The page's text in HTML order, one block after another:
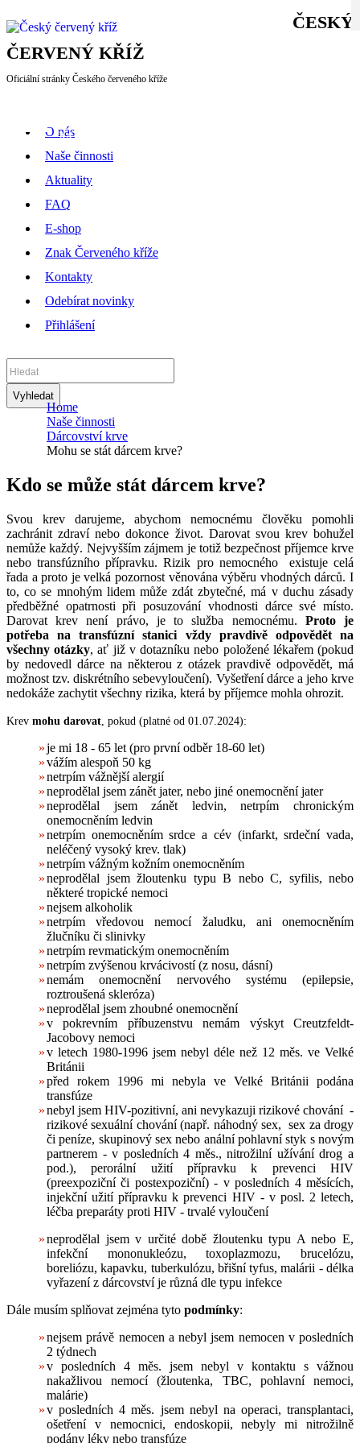
ČESKÝ
ČERVENÝ KŘÍŽ
Oficiální stránky Českého červeného kříže
MENU
O nás
Naše činnosti
Aktuality
FAQ
E-shop
Znak Červeného kříže
Kontakty
Odebírat novinky
Přihlášení
Home
Naše činnosti
Dárcovství krve
Mohu se stát dárcem krve?
Kdo se může stát dárcem krve?
Svou krev darujeme, abychom nemocnému člověku pomohli
zachránit zdraví nebo dokonce život. Darovat svou krev bohužel
nemůže každý. Nejvyšším zájmem je totiž bezpečnost příjemce krve
nebo transfúzního přípravku. Rizik pro nemocného existuje celá
řada a proto je velká pozornost věnována výběru vhodných dárců. I
to, co se mnohým lidem může zdát zbytečné, má v duchu zásady
předběžné opatrnosti při posuzování vhodnosti dárce své místo.
Darovat krev není právo, je to služba nemocnému. Proto je
potřeba na transfúzní stanici vždy pravdivě odpovědět na
všechny otázky, ať již v dotazníku nebo položené lékařem (pokud
by nedovedl dárce na některou z otázek pravdivě odpovědět, má
možnost tzv. diskrétního sebevyloučení). Vyšetření dárce a jeho krve
nedokáže zachytit všechny rizika, která by příjemce mohla ohrozit.
Krev mohu darovat , pokud (platné od 01.07.2024):
je mi 18 ­- 65 let (pro první odběr 18-60 let)
vážím alespoň 50 kg
netrpím vážnější alergií
neprodělal jsem zánět jater, nebo jiné onemocnění jater
neprodělal jsem zánět ledvin, netrpím chronickým
onemocněním ledvin
netrpím onemocněním srdce a cév (infarkt, srdeční vada,
neléčený vysoký krev. tlak)
netrpím vážným kožním onemocněním
neprodělal jsem žloutenku typu B nebo C, syfilis, nebo
některé tropické nemoci
nejsem alkoholik
netrpím vředovou nemocí žaludku, ani onemocněním
žlučníku či slinivky
netrpím revmatickým onemocněním
netrpím zvýšenou krvácivostí (z nosu, dásní)
nemám onemocnění nervového systému (epilepsie,
roztroušená skleróza)
neprodělal jsem zhoubné onemocnění
v pokrevním příbuzenstvu nemám výskyt Creutzfeldt-
Jacobovy nemoci
v letech 1980-1996 jsem nebyl déle než 12 měs. ve Velké
Británii
před rokem 1996 mi nebyla ve Velké Británii podána
transfúze
nebyl jsem HIV-pozitivní, ani nevykazuji rizikové chování -
rizikové sexuální chování (např. náhodný sex, sex za drogy
či peníze, skupinový sex nebo anální pohlavní styk s novým
partnerem - v posledních 4 měs., nitrožilní užívání drog a
pod.), perorální užití přípravku k prevenci HIV
(preexpoziční či postexpoziční) - v posledních 4 měsících,
injekční užití přípravku k prevenci HIV - v posl. 2 letech,
léčba preparáty proti HIV - trvalé vyloučení
neprodělal jsem v určité době žloutenku typu A nebo E,
infekční mononukleózu, toxoplazmozu, brucelózu,
boreliózu, kapavku, tuberkulózu, břišní tyfus, malárii - délka
vyřazení z dárcovství je různá dle typu infekce
Dále musím splňovat zejména tyto podmínky:
nejsem právě nemocen a nebyl jsem nemocen v posledních
2 týdnech
v posledních 4 měs. jsem nebyl v kontaktu s vážnou
nakažlivou nemocí (žloutenka, TBC, pohlavní nemoci,
malárie)
v posledních 4 měs. jsem nebyl na operaci, transplantaci,
ošetření v nemocnici, endoskopii, nebyly mi nitrožilně
podány léky nebo transfúze